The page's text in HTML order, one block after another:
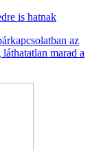
is hatnak
az
marad a